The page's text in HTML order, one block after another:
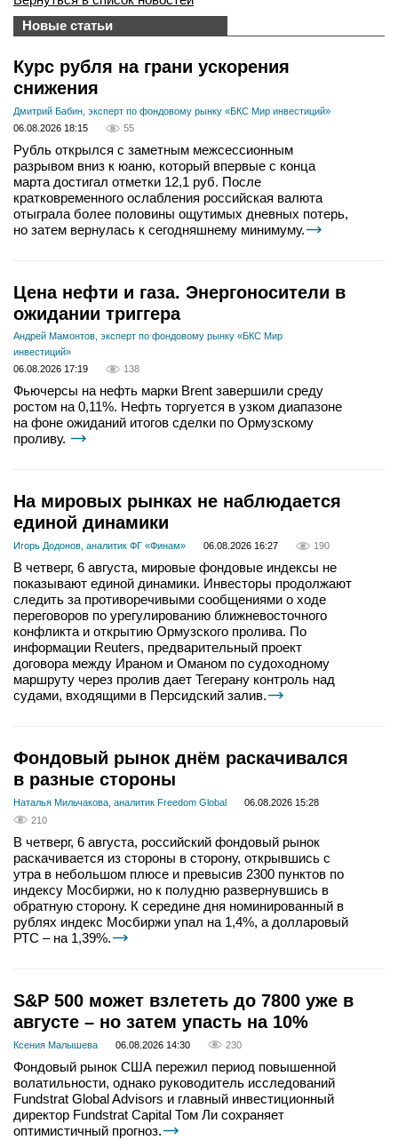
Новые статьи
Курс рубля на грани ускорения
снижения
Дмитрий Бабин, эксперт по фондовому рынку «БКС Мир инвестиций»
06.08.2026 18:15
55
Рубль открылся с заметным межсессионным
разрывом вниз к юаню, который впервые с конца
марта достигал отметки 12,1 руб. После
кратковременного ослабления российская валюта
отыграла более половины ощутимых дневных потерь,
но затем вернулась к сегодняшнему минимуму.
Цена нефти и газа. Энергоносители в
ожидании триггера
Андрей Мамонтов, эксперт по фондовому рынку «БКС Мир
инвестиций»
06.08.2026 17:19
138
Фьючерсы на нефть марки Brent завершили среду
ростом на 0,11%. Нефть торгуется в узком диапазоне
на фоне ожиданий итогов сделки по Ормузскому
проливу.
На мировых рынках не наблюдается
единой динамики
Игорь Додонов, аналитик ФГ «Финам» 06.08.2026 16:27 190
В четверг, 6 августа, мировые фондовые индексы не
показывают единой динамики. Инвесторы продолжают
следить за противоречивыми сообщениями о ходе
переговоров по урегулированию ближневосточного
конфликта и открытию Ормузского пролива. По
информации Reuters, предварительный проект
договора между Ираном и Оманом по судоходному
маршруту через пролив дает Тегерану контроль над
судами, входящими в Персидский залив.
Фондовый рынок днём раскачивался
в разные стороны
Наталья Мильчакова, аналитик Freedom Global
06.08.2026 15:28
210
В четверг, 6 августа, российский фондовый рынок
раскачивается из стороны в сторону, открывшись с
утра в небольшом плюсе и превысив 2300 пунктов по
индексу Мосбиржи, но к полудню развернувшись в
обратную сторону. К середине дня номинированный в
рублях индекс Мосбиржи упал на 1,4%, а долларовый
РТС – на 1,39%.
S&P 500 может взлететь до 7800 уже в
августе – но затем упасть на 10%
Ксения Малышева 06.08.2026 14:30 230
Фондовый рынок США пережил период повышенной
волатильности, однако руководитель исследований
Fundstrat Global Advisors и главный инвестиционный
директор Fundstrat Capital Том Ли сохраняет
оптимистичный прогноз.